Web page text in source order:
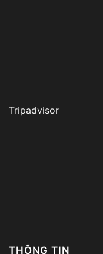
Tripadvisor
THÔNG TIN